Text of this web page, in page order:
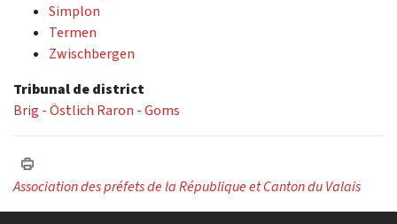
Simplon
Termen
Zwischbergen
Tribunal de district
Brig - Östlich Raron - Goms
Association des préfets de la République et Canton du Valais